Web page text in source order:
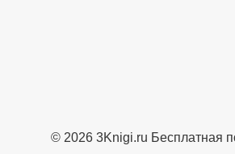
© 2026 3Knigi.ru Бесплатная